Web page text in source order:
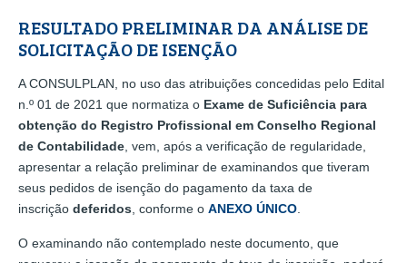
RESULTADO PRELIMINAR DA ANÁLISE DE
SOLICITAÇÃO DE ISENÇÃO
A CONSULPLAN, no uso das atribuições concedidas pelo Edital
n.º 01 de 2021 que normatiza o Exame de Suficiência para
obtenção do Registro Profissional em Conselho Regional
de Contabilidade , vem, após a verificação de regularidade,
apresentar a relação preliminar de examinandos que tiveram
seus pedidos de isenção do pagamento da taxa de
inscrição deferidos , conforme o ANEXO ÚNICO
O examinando não contemplado neste documento, que